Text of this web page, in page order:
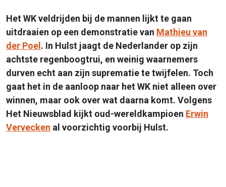
Het WK veldrijden bij de mannen lijkt te gaan
uitdraaien op een demonstratie van Mathieu van
der Poel. In Hulst jaagt de Nederlander op zijn
achtste regenboogtrui, en weinig waarnemers
durven echt aan zijn suprematie te twijfelen. Toch
gaat het in de aanloop naar het WK niet alleen over
winnen, maar ook over wat daarna komt. Volgens
Het Nieuwsblad kijkt oud-wereldkampioen Erwin
Vervecken al voorzichtig voorbij Hulst.